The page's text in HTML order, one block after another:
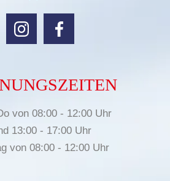
von 08:00 - 12:00 Uhr
13:00 - 17:00 Uhr
von 08:00 - 12:00 Uhr